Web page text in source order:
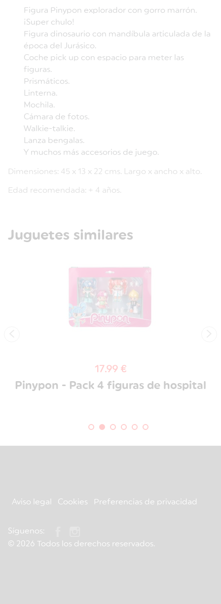
Figura Pinypon explorador con gorro marrón.
¡Super chulo!
Figura dinosaurio con mandíbula articulada de la
época del Jurásico.
Coche pick up con espacio para meter las
figuras.
Prismáticos.
Linterna.
Mochila.
Cámara de fotos.
Walkie-talkie.
Lanza bengalas.
Y muchos más accesorios de juego.
Dimensiones: 45 x 13 x 22 cms. Largo x ancho x alto.
Edad recomendada: + 4 años.
Juguetes similares
17.99 €
Pinypon - Pack 4 figuras de hospital
Aviso legal Cookies Preferencias de privacidad
Síguenos:
© 2026 Todos los derechos reservados.